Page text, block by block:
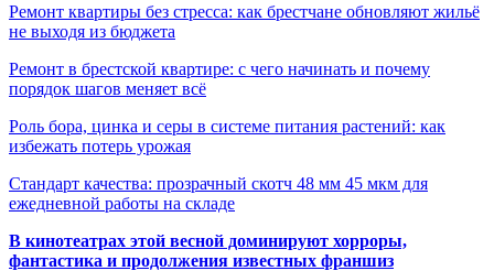
Ремонт квартиры без стресса: как брестчане обновляют жильё
не выходя из бюджета
Ремонт в брестской квартире: с чего начинать и почему
порядок шагов меняет всё
Роль бора, цинка и серы в системе питания растений: как
избежать потерь урожая
Стандарт качества: прозрачный скотч 48 мм 45 мкм для
ежедневной работы на складе
В кинотеатрах этой весной доминируют хорроры,
фантастика и продолжения известных франшиз